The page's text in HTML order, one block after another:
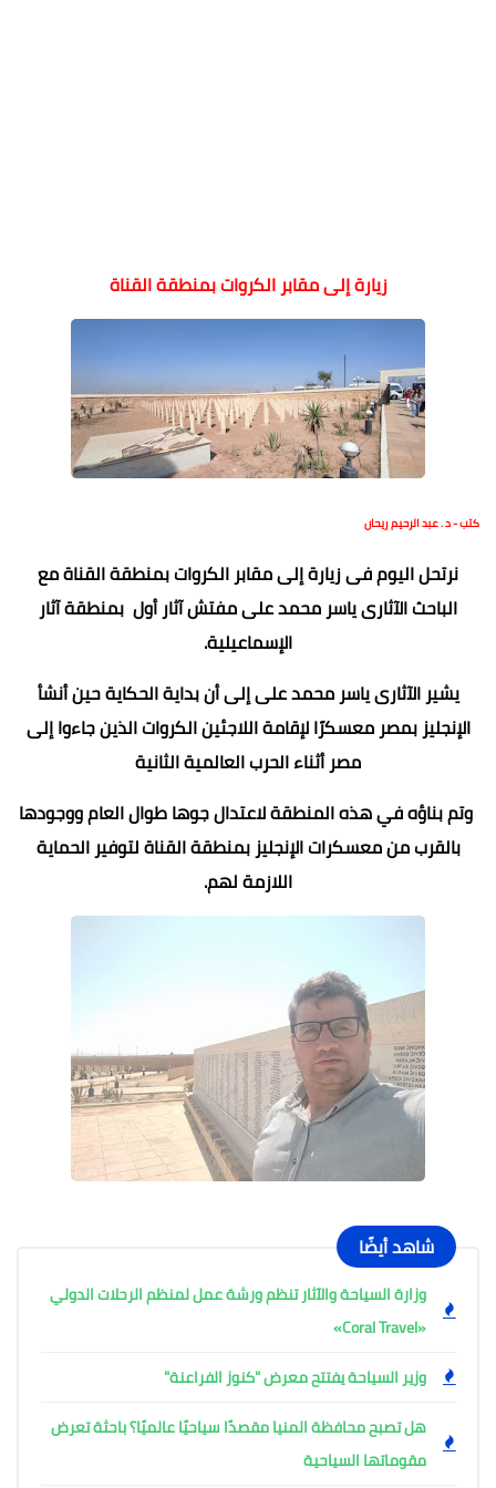
زيارة إلى مقابر الكروات بمنطقة القناة
كتب - د . عبد الرحيم ريحان
نرتحل اليوم فى زيارة إلى مقابر الكروات بمنطقة القناة مع
الباحث الآثارى ياسر محمد على مفتش آثار أول بمنطقة آثار
الإسماعيلية.
يشير الآثارى ياسر محمد على إلى أن بداية الحكاية حين أنشأ
الإنجليز بمصر معسكرًا لإقامة اللاجئين الكروات الذين جاءوا إلى
مصر أثناء الحرب العالمية الثانية
وتم بناؤه في هذه المنطقة لاعتدال جوها طوال العام ووجودها
بالقرب من معسكرات الإنجليز بمنطقة القناة لتوفير الحماية
اللازمة لهم.
شاهد أيضًا
وزارة السياحة والآثار تنظم ورشة عمل لمنظم الرحلات الدولي
«Coral Travel»
وزير السياحة يفتتح معرض "كنوز الفراعنة"
هل تصبح محافظة المنيا مقصدًا سياحيًا عالميًا؟ باحثة تعرض
مقوماتها السياحية